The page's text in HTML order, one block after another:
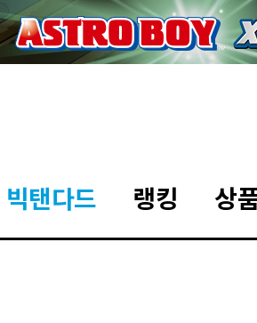
빅탠다드 랭킹 상